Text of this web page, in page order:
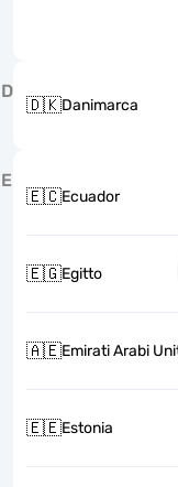
D
🇩🇰Danimarca
E
🇪🇨Ecuador
🇪🇬Egitto
🇦🇪Emirati Arabi
🇪🇪Estonia